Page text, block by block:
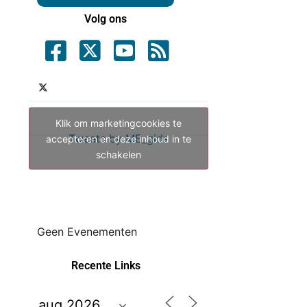
Volg ons
Tweets by ME_gids
Klik om marketingcookies te
accepteren en deze inhoud in te
schakelen
Geen Evenementen
Recente Links